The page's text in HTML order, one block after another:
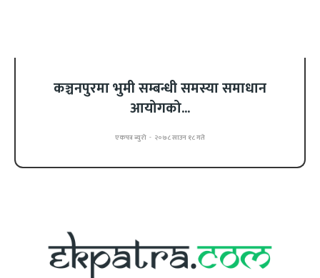
कञ्चनपुरमा भुमी सम्बन्धी समस्या समाधान
आयोगको...
एकपत्र ब्युरो - २०७८ साउन १८ गते